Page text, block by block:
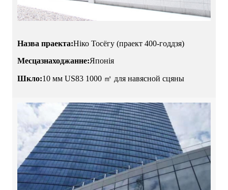
Назва праекта:Ніко Тосёгу (праект 400-годдзя)
Месцазнаходжанне:Японія
Шкло:10 мм US83 1000 ㎡ для навясной сцяны